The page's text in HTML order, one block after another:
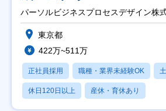
パーソルビジネスプロセスデザイン株
東京都
422万~511万
正社員採用 職種・業界未経験OK
休日120日以上 産休・育休あり